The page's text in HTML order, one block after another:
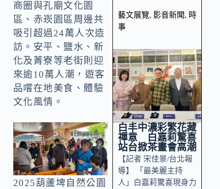
商圈與孔廟文化園
區、赤崁園區周邊共
吸引超過24萬人次造
訪。安平、鹽水、新
化及菁寮等老街則迎
來逾10萬人潮，遊客
品嚐在地美食、體驗
文化風情。
2025葫蘆埤自然公園
藝文展覽, 影音新聞, 時
事
白丰中濃彩繁花藏
禪意 白嘉莉驚喜
站台掀茶畫會高潮
【記者 宋佳景/台北報
導】 「最美麗主持
人」白嘉莉驚喜現身力